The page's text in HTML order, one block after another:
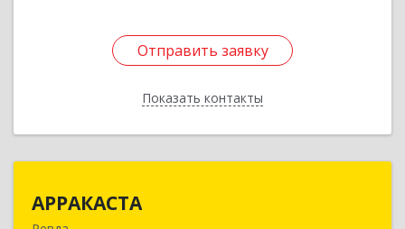
Отправить заявку
Показать контакты
Отправить заявку
Назад
АРРАКАСТА